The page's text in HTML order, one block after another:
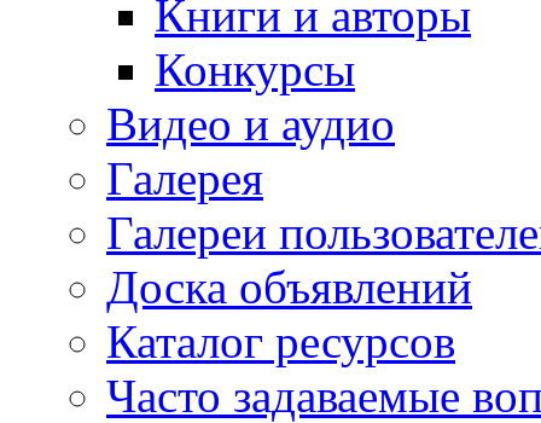
Книги и авторы
Конкурсы
Видео и аудио
Галерея
Галереи
Доска объявлений
Каталог ресурсов
Часто задаваемые